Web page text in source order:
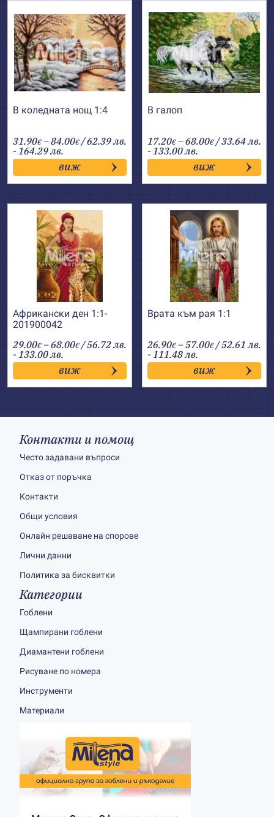
В коледната нощ 1:4
31.90€ –84.00€Price
range:
31.90€
through
84.00€
/ 62.39 лв.
- 164.29 лв.
виж
В галоп
17.20€ –68.00€Price
range:
17.20€
through
68.00€
/ 33.64 лв.
- 133.00 лв.
виж
Африкански ден 1:1-
201900042
29.00€ –68.00€Price
range:
29.00€
through
68.00€
/ 56.72 лв.
- 133.00 лв.
виж
Врата към рая 1:1
26.90€ –57.00€Price
range:
26.90€
through
57.00€
/ 52.61 лв.
- 111.48 лв.
виж
Контакти и помощ
Често задавани въпроси
Отказ от поръчка
Контакти
Общи условия
Онлайн решаване на спорове
Лични данни
Политика за бисквитки
Категории
Гоблени
Щампирани гоблени
Диамантени гоблени
Рисуване по номера
Инструменти
Материали